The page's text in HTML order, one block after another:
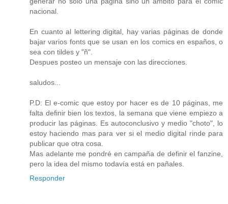
nacional.
En cuanto al lettering digital, hay varias páginas de donde
bajar varios fonts que se usan en los comics en españos, o
sea con tildes y "ñ".
Despues posteo un mensaje con las direcciones.
saludos...
P.D: El e-comic que estoy por hacer es de 10 páginas, me
falta definir bien los textos, la semana que viene empiezo a
producir las páginas. Es autoconclusivo y medio "choto", lo
estoy haciendo mas para ver si el medio digital rinde para
publicar que otra cosa.
Mas adelante me pondré en campaña de definir el fanzine,
pero la idea del mismo todavía está en pañales.
Responder